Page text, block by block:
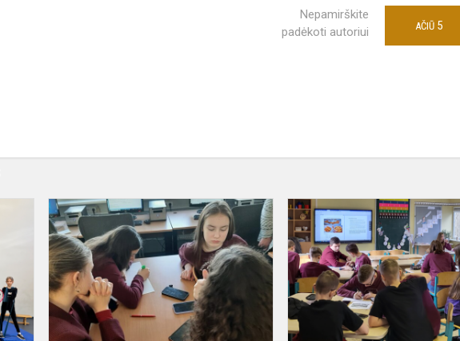
Nepamirškite
padėkoti autoriui
AČIŪ 5
klasės
mokiniai
mokėsi
derinti
Švarioje
gamtoje
sveikas
žmogus
-
integruota
veikla